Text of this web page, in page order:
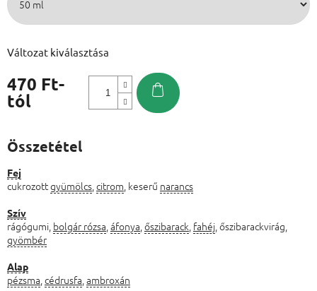
470 Ft-
tól
Változat kiválasztása
Összetétel
Fej
cukrozottgyümölcs citrom , keserű narancs
Szív
rágógumi, bolgár rózsa áfonya őszibarack fahéj , őszibarackvirág,
gyömbér
Alap
pézsma cédrusfa ambroxán